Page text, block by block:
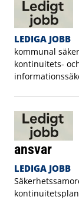
LEDIGA JOBB
kommunal
kontinuitets-
ansvar
LEDIGA JOBB